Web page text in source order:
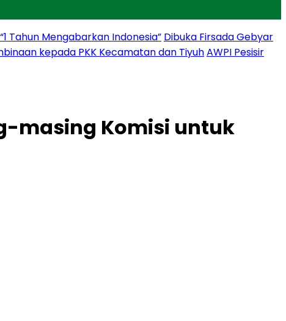
Tahun Mengabarkan Indonesia” Dibuka Firsada Gebyar
kepada PKK Kecamatan dan TiyuhAWPI Pesisir
masing Komisi untuk